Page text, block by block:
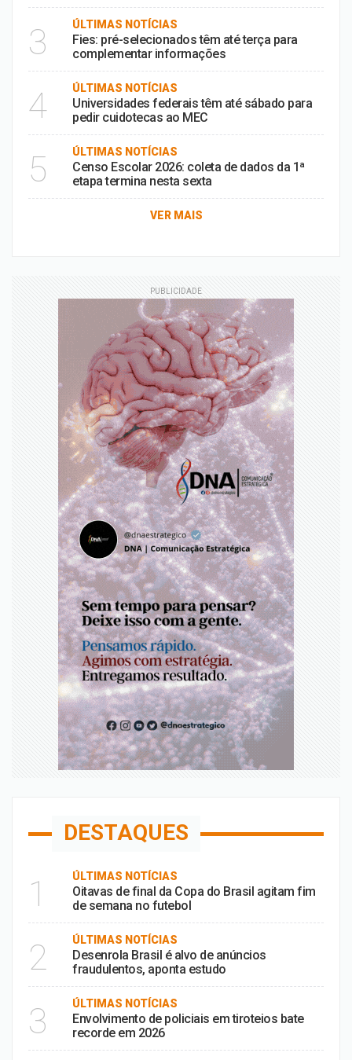
3 ÚLTIMAS NOTÍCIAS
Fies: pré-selecionados têm até terça para
complementar informações
4 ÚLTIMAS NOTÍCIAS
Universidades federais têm até sábado para
pedir cuidotecas ao MEC
5 ÚLTIMAS NOTÍCIAS
Censo Escolar 2026: coleta de dados da 1ª
etapa termina nesta sexta
VER MAIS
PUBLICIDADE
DESTAQUES
1 ÚLTIMAS NOTÍCIAS
Oitavas de final da Copa do Brasil agitam fim
de semana no futebol
2 ÚLTIMAS NOTÍCIAS
Desenrola Brasil é alvo de anúncios
fraudulentos, aponta estudo
3 ÚLTIMAS NOTÍCIAS
Envolvimento de policiais em tiroteios bate
recorde em 2026